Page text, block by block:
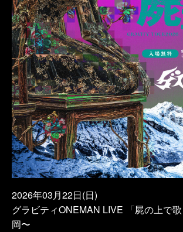
2026年03月22日(日)
グラビティONEMAN LIVE 「屍の上で
岡〜